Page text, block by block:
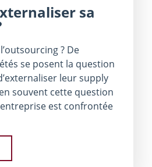
sa
? De
se posent la question
leur supply
souvent cette question
est confrontée